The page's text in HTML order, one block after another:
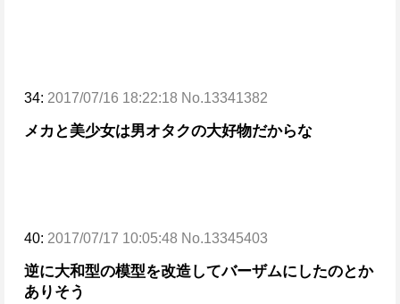
34: 2017/07/16 18:22:18 No.13341382
メカと美少女は男オタクの大好物だからな
40: 2017/07/17 10:05:48 No.13345403
逆に大和型の模型を改造してバーザムにしたのとか
ありそう